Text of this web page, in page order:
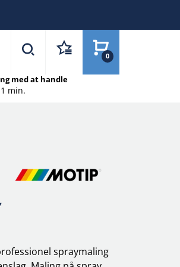
0
med at handle
min.
spraymaling